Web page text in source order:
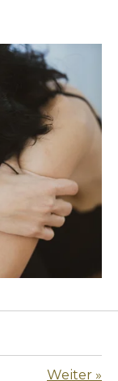
Weiter »